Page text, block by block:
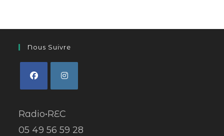
Nous Suivre
Radio•REC
05 49 56 59 28